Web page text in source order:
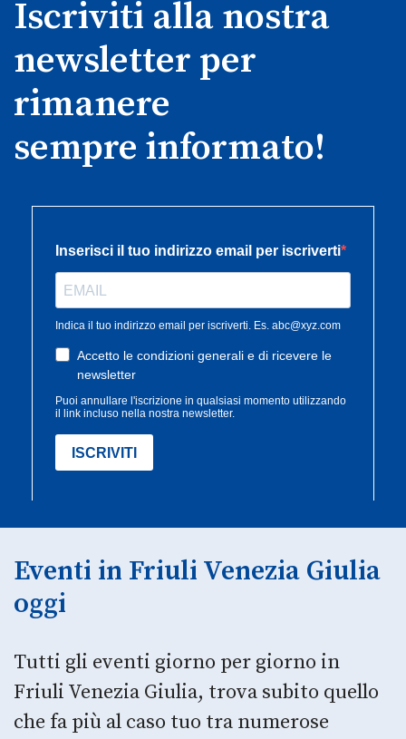
Iscriviti alla nostra
newsletter per
rimanere
sempre informato!
Eventi in Friuli Venezia Giulia
oggi
Tutti gli eventi giorno per giorno in
Friuli Venezia Giulia, trova subito quello
che fa più al caso tuo tra numerose